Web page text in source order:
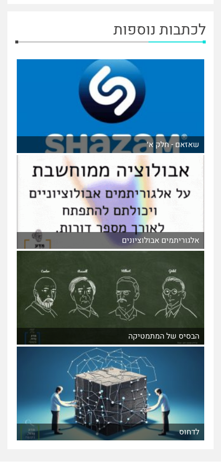
לכתבות נוספות
שאזאם - חלק א׳
אלגוריתמים אבולוציונים
הבסיס של המתמטיקה
לדחוס